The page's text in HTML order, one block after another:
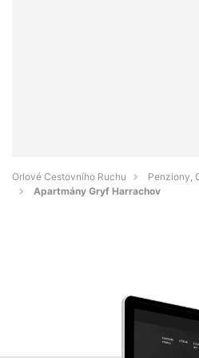
Orlové Cestovního Ruchu
Penziony,
Apartmány Gryf Harrachov